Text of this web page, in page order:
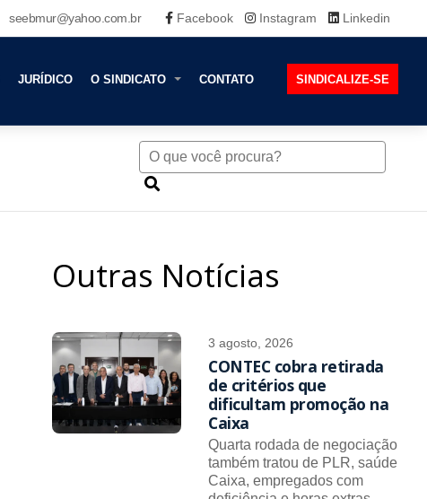
seebmur@yahoo.com.br Facebook Instagram Linkedin
JURÍDICO O SINDICATO CONTATO SINDICALIZE-SE
Outras Notícias
3 agosto, 2026
CONTEC cobra retirada
de critérios que
dificultam promoção na
Caixa
Quarta rodada de negociação
também tratou de PLR, saúde
Caixa, empregados com